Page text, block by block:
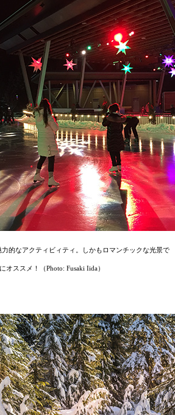
的なアクティビィティ。しかもロマンチックな光景で
オススメ！（Photo: Fusaki Iida）